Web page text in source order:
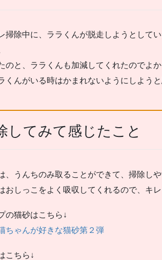
掃除中に、ララくんが脱走しようとして
のと、ララくんも加減してくれたのでよか
くんがいる時はかまれないようにしようと
してみて感じたこと
、うんちのみ取ることができて、掃除しや
おしっこをよく吸収してくれるので、キレ
の猫砂はこちら↓
ちゃんが好きな猫砂第２弾
こちら↓